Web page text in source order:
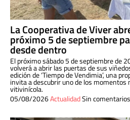
La Cooperativa de Viver
próximo 5 de septiembre
desde dentro
El próximo sábado 5 de septiembre de
volverá a abrir las puertas de sus
edición de ‘Tiempo de Vendimia’, una
invita a descubrir uno de los momentos
vitivinícola.
05/08/2026ActualidadSin comentarios